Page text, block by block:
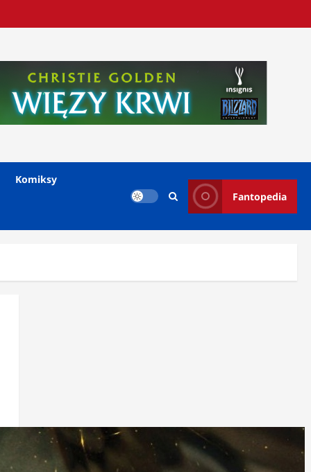
Komiksy
Fantopedia